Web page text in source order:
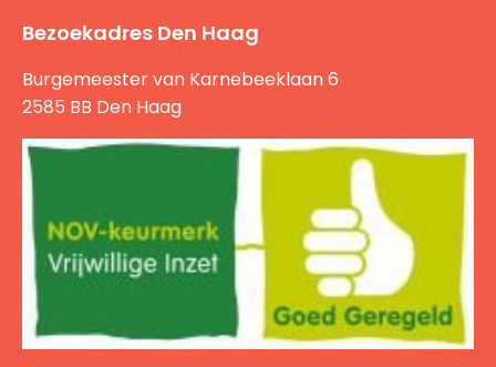
Bezoekadres Den Haag
Burgemeester van Karnebeeklaan 6
2585 BB Den Haag